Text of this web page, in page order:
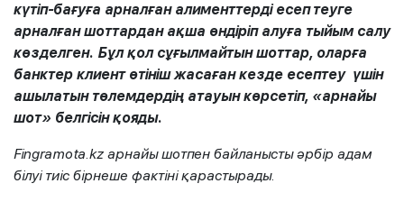
күтіп-бағуға арналған алименттерді есеп теуге
арналған шоттардан ақша өндіріп алуға тыйым салу
көзделген. Бұл қол сұғылмайтын шоттар, оларға
банктер клиент өтініш жасаған кезде есептеу үшін
ашылатын төлемдердің атауын көрсетіп, «арнайы
шот» белгісін қояды.
Fingramota.kz арнайы шотпен байланысты әрбір адам
білуі тиіс бірнеше фактіні қарастырады.